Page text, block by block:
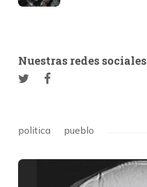
Nuestras redes sociales
politica pueblo